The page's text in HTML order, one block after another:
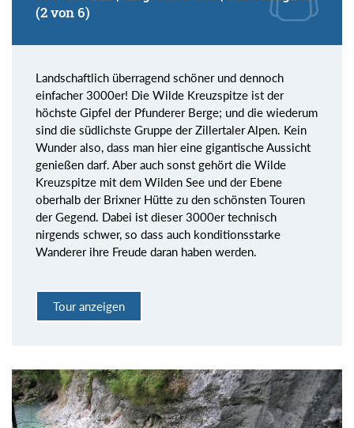
(2 von 6)
Landschaftlich überragend schöner und dennoch
einfacher 3000er! Die Wilde Kreuzspitze ist der
höchste Gipfel der Pfunderer Berge; und die wiederum
sind die südlichste Gruppe der Zillertaler Alpen. Kein
Wunder also, dass man hier eine gigantische Aussicht
genießen darf. Aber auch sonst gehört die Wilde
Kreuzspitze mit dem Wilden See und der Ebene
oberhalb der Brixner Hütte zu den schönsten Touren
der Gegend. Dabei ist dieser 3000er technisch
nirgends schwer, so dass auch konditionsstarke
Wanderer ihre Freude daran haben werden.
Tour anzeigen